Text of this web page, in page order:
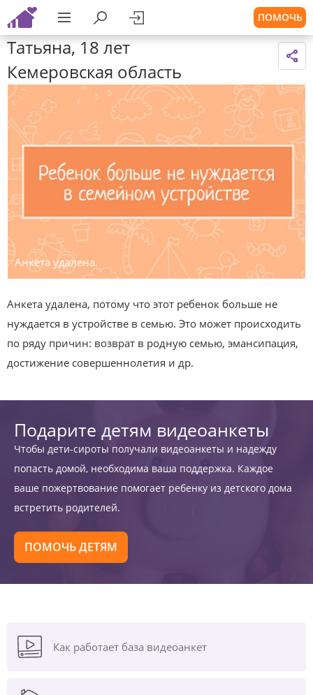
ПОМОЧЬ
Татьяна, 18 лет
Кемеровская область
Анкета удалена.
Анкета удалена, потому что этот ребенок больше не
нуждается в устройстве в семью. Это может происходить
по ряду причин: возврат в родную семью, эмансипация,
достижение совершеннолетия и др.
Подарите детям видеоанкеты
Чтобы дети-сироты получали видеоанкеты и надежду
попасть домой, необходима ваша поддержка. Каждое
ваше пожертвование помогает ребенку из детского дома
встретить родителей.
ПОМОЧЬ ДЕТЯМ
Как работает база видеоанкет